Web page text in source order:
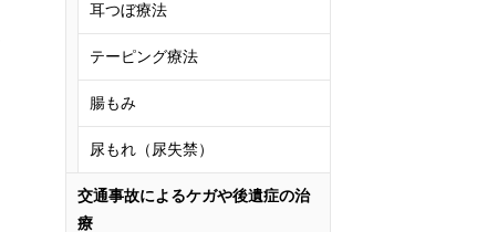
耳つぼ療法
テーピング療法
腸もみ
尿もれ（尿失禁）
交通事故によるケガや後遺症の治
療